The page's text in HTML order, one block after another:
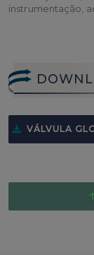
instrumentação,
VÁLVULA